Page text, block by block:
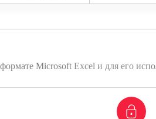
Microsoft Excel и для его